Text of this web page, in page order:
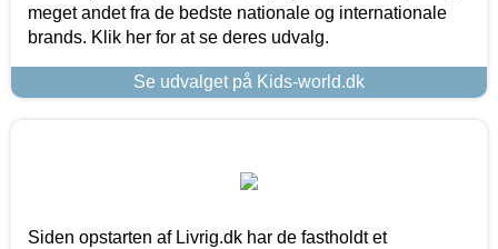
meget andet fra de bedste nationale og internationale
brands. Klik her for at se deres udvalg.
Se udvalget på Kids-world.dk
Siden opstarten af Livrig.dk har de fastholdt et